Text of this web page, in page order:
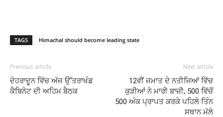
TAGS Himachal should become leading state
Previous article
ਦੇਹਰਾਦੂਨ ਵਿੱਚ ਅੱਜ ਉੱਤਰਾਖੰਡ
ਕੈਬਿਨੇਟ ਦੀ ਅਹਿਮ ਬੈਠਕ
Next article
12ਵੀਂ ਜਮਾਤ ਦੇ ਨਤੀਜਿਆਂ ਵਿੱਚ
ਕੁੜੀਆਂ ਨੇ ਮਾਰੀ ਬਾਜ਼ੀ, 500 ਵਿੱਚੋਂ
500 ਅੰਕ ਪ੍ਰਾਪਤ ਕਰਕੇ ਪਹਿਲੇ ਤਿੰਨ
ਸਥਾਨ ਮੱਲੇ